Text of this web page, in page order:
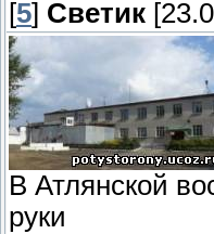
[5] Светик
В Атлянской
руки